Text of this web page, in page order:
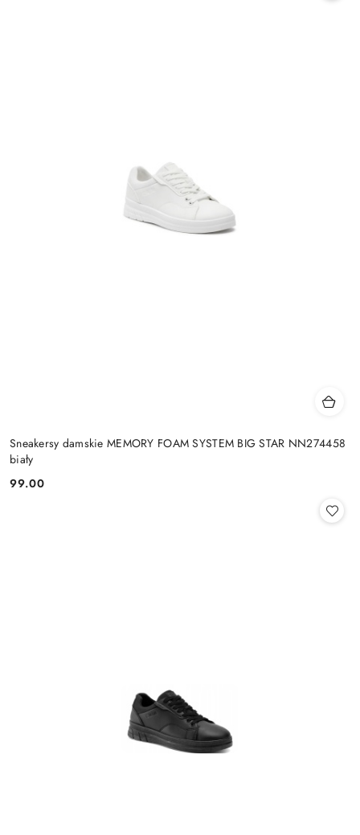
Sneakersy damskie MEMORY FOAM SYSTEM BIG STAR NN274458
biały
Cena:
99.00